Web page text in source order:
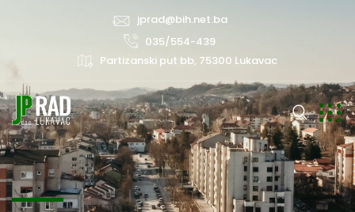
jprad@bih.net.ba
035/554-439
Partizanski put bb, 75300 Lukavac